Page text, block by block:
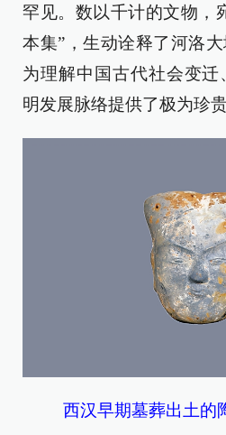
罕见。数以千计的文物，
本集”，生动诠释了河洛
为理解中国古代社会变
明发展脉络提供了极为珍
西汉早期墓葬出土的